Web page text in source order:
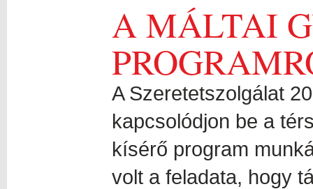
A MÁLTAI
A Szeretetszolgálat
kapcsolódjon be a
kísérő program
volt a feladata, hogy